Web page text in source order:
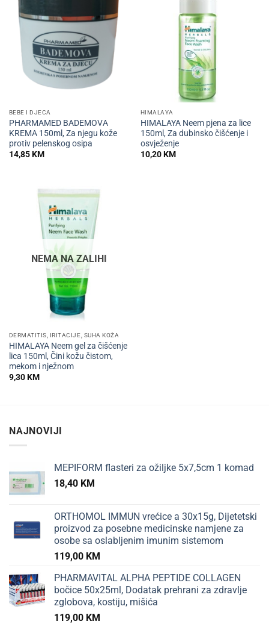
BEBE I DJECA
PHARMAMED BADEMOVA
KREMA 150ml, Za njegu kože
protiv pelenskog osipa
14,85KM
HIMALAYA
HIMALAYA Neem pjena za lice
150ml, Za dubinsko čišćenje i
osvježenje
10,20KM
NEMA NA ZALIHI
DERMATITIS, IRITACIJE, SUHA KOŽA
HIMALAYA Neem gel za čišćenje
lica 150ml, Čini kožu čistom,
mekom i nježnom
9,30KM
NAJNOVIJI
MEPIFORM flasteri za ožiljke 5x7,5cm 1 komad
18,40 KM
ORTHOMOL IMMUN vrećice a 30x15g, Dijetetski
proizvod za posebne medicinske namjene za
osobe sa oslabljenim imunim sistemom
119,00 KM
PHARMAVITAL ALPHA PEPTIDE COLLAGEN
bočice 50x25ml, Dodatak prehrani za zdravlje
zglobova, kostiju, mišića
119,00 KM